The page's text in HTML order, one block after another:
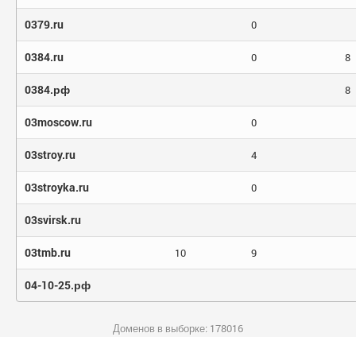
0379.ru 0
0384.ru 0 8
0384.рф 8
03moscow.ru 0
03stroy.ru 4
03stroyka.ru 0
03svirsk.ru
03tmb.ru 10 9
04-10-25.рф
Доменов в выборке: 178016